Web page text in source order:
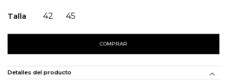
Talla 42 45
COMPRAR
Detalles del producto